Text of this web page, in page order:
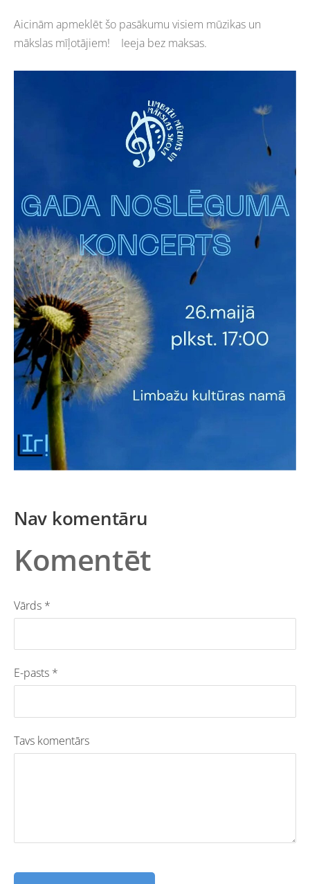
Aicinām apmeklēt šo pasākumu visiem mūzikas un
mākslas mīļotājiem! Ieeja bez maksas.
Nav komentāru
Komentēt
Vārds *
E-pasts *
Tavs komentārs